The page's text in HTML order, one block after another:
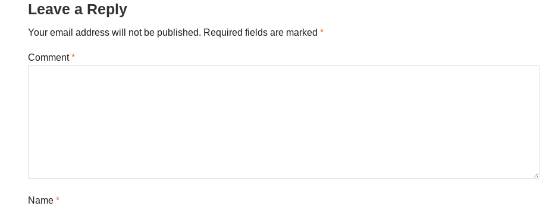
Leave a Reply
Your email address will not be published. Required fields are marked *
Comment*
Name *